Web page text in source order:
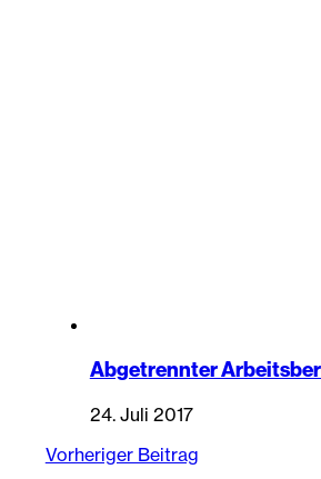
Abgetrennter
24. Juli 2017
Vorheriger Beitrag